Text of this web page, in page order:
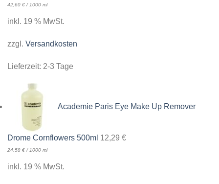
42,60 €/1000 ml
inkl. 19 % MwSt.
zzgl. Versandkosten
Lieferzeit: 2-3 Tage
Academie Paris Eye Make Up Remover
Drome Cornflowers 500ml 12,29 €
24,58 € / 1000 ml
inkl. 19 % MwSt.